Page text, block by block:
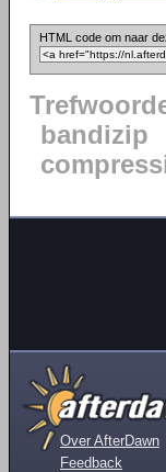
HTML code om naar
bandizip
Over AfterDawn
Feedback